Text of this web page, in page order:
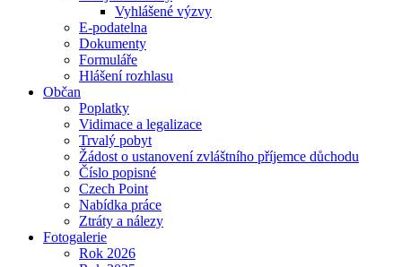
Vyhlášené výzvy
E-podatelna
Dokumenty
Formuláře
Hlášení rozhlasu
Občan
Poplatky
Vidimace a legalizace
Trvalý pobyt
Žádost o ustanovení zvláštního příjemce důchodu
Číslo popisné
Czech Point
Nabídka práce
Ztráty a nálezy
Fotogalerie
Rok 2026